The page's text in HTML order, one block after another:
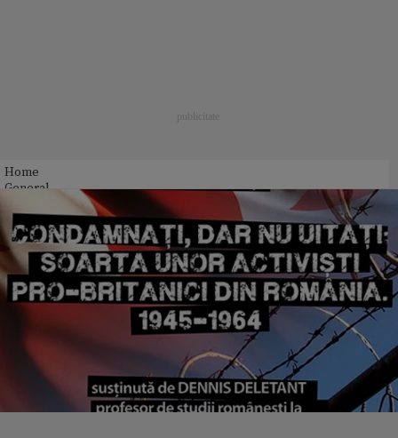
Home
General